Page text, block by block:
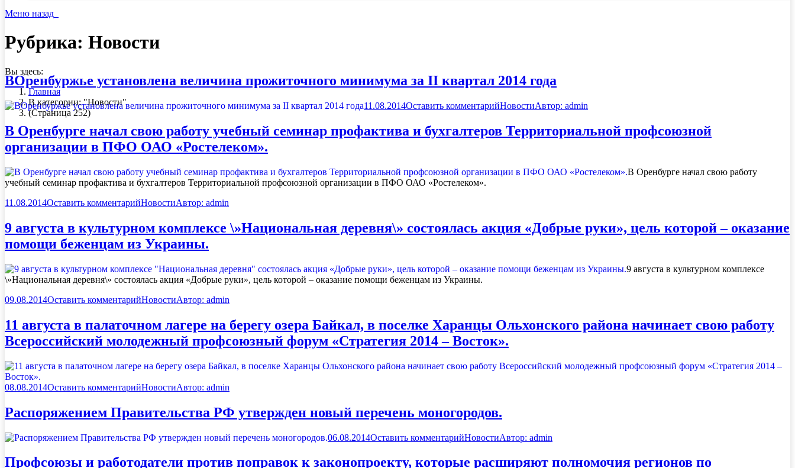
Меню назад
Рубрика: Новости
Вы здесь:
Главная
В категории: "Новости"
(Страница 252)
ВОренбуржье установлена величина прожиточного минимума за II квартал 2014 года
11.08.2014Оставить комментарийНовостиАвтор: admin
В Оренбурге начал свою работу учебный семинар профактива и бухгалтеров Территориальной профсоюзной
организации в ПФО ОАО «Ростелеком».
В Оренбурге начал свою работу
учебный семинар профактива и бухгалтеров Территориальной профсоюзной организации в ПФО ОАО «Ростелеком».
11.08.2014Оставить комментарийНовостиАвтор: admin
9 августа в культурном комплексе \»Национальная деревня\» состоялась акция «Добрые руки», цель которой – оказание
помощи беженцам из Украины.
9 августа в культурном комплексе
\»Национальная деревня\» состоялась акция «Добрые руки», цель которой – оказание помощи беженцам из Украины.
09.08.2014Оставить комментарийНовостиАвтор: admin
11 августа в палаточном лагере на берегу озера Байкал, в поселке Харанцы Ольхонского района начинает свою работу
Всероссийский молодежный профсоюзный форум «Стратегия 2014 – Восток».
08.08.2014Оставить комментарийНовостиАвтор: admin
Распоряжением Правительства РФ утвержден новый перечень моногородов.
06.08.2014Оставить комментарийНовостиАвтор: admin
Профсоюзы и работодатели против поправок к законопроекту, которые расширяют полномочия регионов по